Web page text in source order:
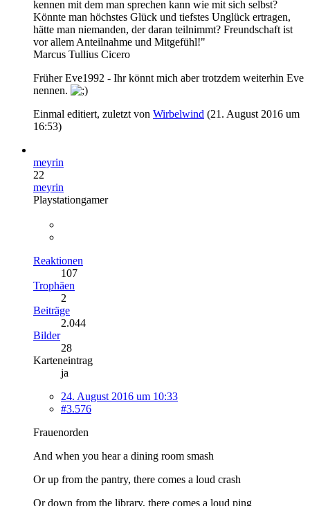
kennen mit dem man sprechen kann wie mit sich selbst?
Könnte man höchstes Glück und tiefstes Unglück ertragen,
hätte man niemanden, der daran teilnimmt? Freundschaft ist
vor allem Anteilnahme und Mitgefühl!"
Marcus Tullius Cicero
Früher Eve1992 - Ihr könnt mich aber trotzdem weiterhin Eve
nennen.
Einmal editiert, zuletzt von Wirbelwind (21. August 2016 um
16:53)
meyrin
22
meyrin
Playstationgamer
Reaktionen
107
Trophäen
2
Beiträge
2.044
Bilder
28
Karteneintrag
ja
24. August 2016 um 10:33
#3.576
Frauenorden
And when you hear a dining room smash
Or up from the pantry, there comes a loud crash
Or down from the library, there comes a loud ping